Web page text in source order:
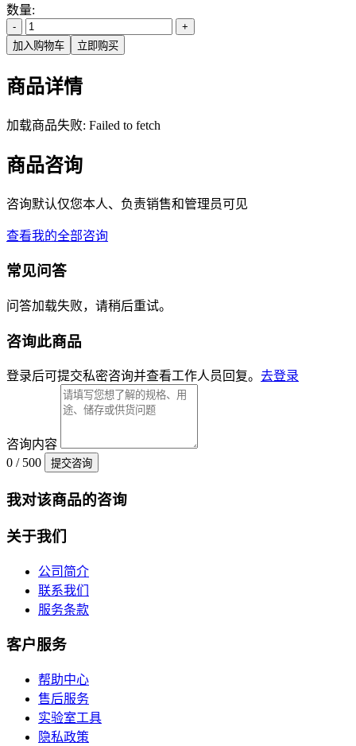
数量:
-
+
加入购物车
立即购买
商品详情
加载商品失败: Failed to fetch
商品咨询
咨询默认仅您本人、负责销售和管理员可见
查看我的全部咨询
常见问答
问答加载失败，请稍后重试。
咨询此商品
登录后可提交私密咨询并查看工作人员回复。 去登录
咨询内容
0 / 500
提交咨询
我对该商品的咨询
关于我们
公司简介
联系我们
服务条款
客户服务
帮助中心
售后服务
实验室工具
隐私政策